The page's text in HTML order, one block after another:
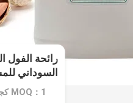
رائحة الفول
السوداني
إندونيسيا دبي
MOQ：1 كجم/لتر